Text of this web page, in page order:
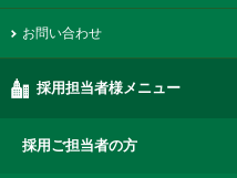
お問い合わせ
採用担当者様メニュー
採用ご担当者の方